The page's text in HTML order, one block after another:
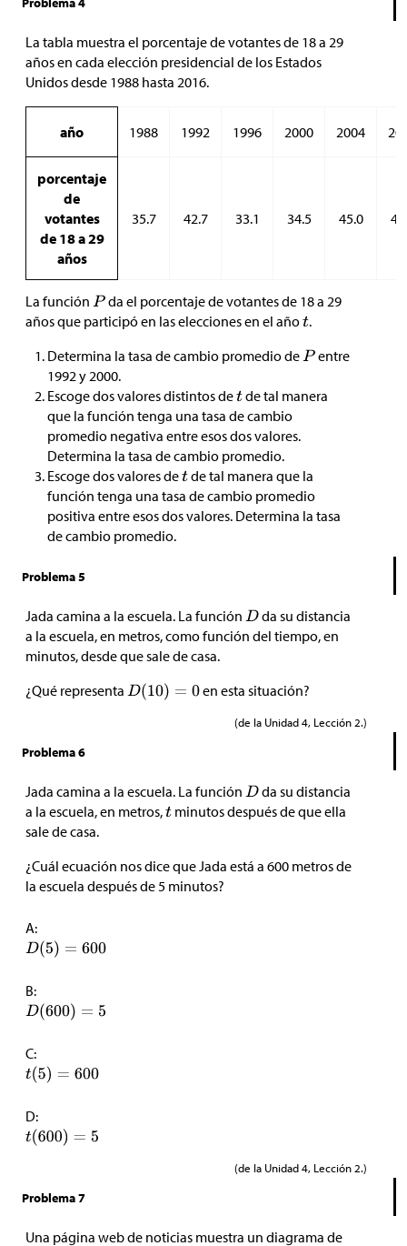
La tabla muestra el porcentaje de votantes de 18 a 29
años en cada elección presidencial de los Estados
Unidos desde 1988 hasta 2016.
año 1988 1992 1996 2000 2004
porcentaje
de
votantes
de 18 a 29
años
35.7 42.7 33.1 34.5 45.0
La función
da el porcentaje de votantes de 18 a 29
años que participó en las elecciones en el año .
Determina la tasa de cambio promedio de
entre
1992 y 2000.
Escoge dos valores distintos de de tal manera
que la función tenga una tasa de cambio
promedio negativa entre esos dos valores.
Determina la tasa de cambio promedio.
Escoge dos valores de de tal manera que la
función tenga una tasa de cambio promedio
positiva entre esos dos valores. Determina la tasa
de cambio promedio.
Problema 5
Jada camina a la escuela. La función
da su distancia
a la escuela, en metros, como función del tiempo, en
minutos, desde que sale de casa.
¿Qué representa
en esta situación?
(de la Unidad 4, Lección 2.)
Problema 6
Jada camina a la escuela. La función
da su distancia
a la escuela, en metros, minutos después de que ella
sale de casa.
¿Cuál ecuación nos dice que Jada está a 600 metros de
la escuela después de 5 minutos?
A:
B:
C:
D:
(de la Unidad 4, Lección 2.)
Problema 7
Una página web de noticias muestra un diagrama de